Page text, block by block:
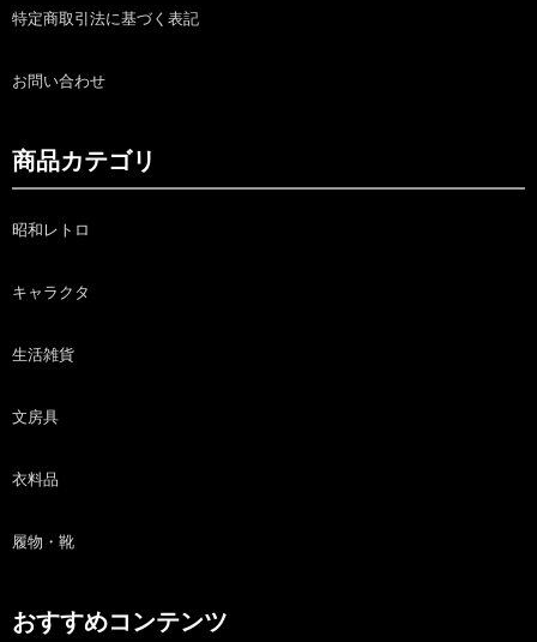
特定商取引法に基づく表記
お問い合わせ
商品カテゴリ
昭和レトロ
キャラクタ
生活雑貨
文房具
衣料品
履物・靴
おすすめコンテンツ